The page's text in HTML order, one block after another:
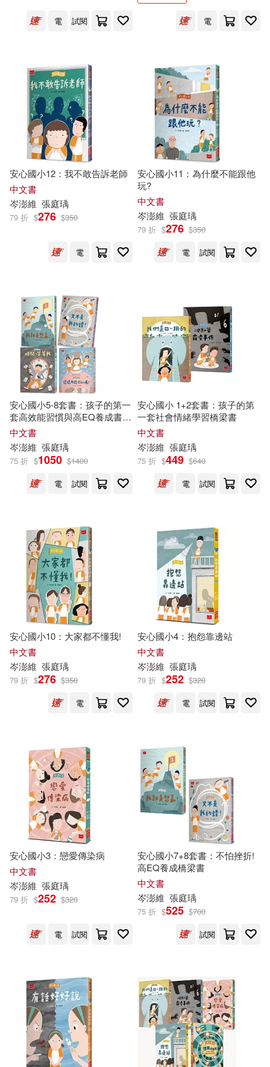
廖炳焜(5)
林武憲(5)
謝鴻文(5)
陳景聰(5)
劉旭恭(4)
桂文亞(4)
童嘉(4) 蔡淑媖(4)
鄭宗弦(4) 阿德蝸(4)
陳啓淦(4)
[中國台灣]岑澎維(3)
曹俊彥(3) 湯芝萱(3)
蔡宜容(3) 陳郁如(3)
哲也(2)
康逸藍(2)
李依親(2) 林哲璋(2)
楊俐容(2) 王春子(2)
陳正治(2) 黃宜珊(2)
亞平(1)
劉湘湄(1) 劉玉玲(1)
劉美瑤(1) 吳俊龍(1)
吳孟芸(1) 唐香燕(1)
嚴淑女(1) 夏婉雲(1)
張淑慧(1) 張瓊文(1)
張英珉(1)
海豚出版社(4) 青島出版社(4)
中國科學技術出版社(2)
信誼基金(2)
屏東縣政府文化局(1) 愛智(1)
可港澳店取(83)
可新加坡店取(105)
可菲律賓店取(105)
電子書 (可複選)
其他 (可複選)
現在可購買商品(99)
作者/演唱/譯/編/繪(140)
價格
範圍
電 試閱 電
安心國小12：我不敢告訴老師
中文書
岑澎維 張庭瑀
79 折 $276 $350
電
安心國小11：為什麼不能跟他
玩?
中文書
岑澎維 張庭瑀
79 折 $276 $350
電
試閱
安心國小5-8套書：孩子的第一
套高效能習慣與高EQ養成書
(全4冊)
中文書
岑澎維 張庭瑀
75 折 $1050 $1400
電
試閱
安心國小 1+2套書：孩子的第
一套社會情緒學習橋梁書
中文書
岑澎維 張庭瑀
75 折 $449 $640
電
試閱
安心國小10：大家都不懂我!
中文書
岑澎維 張庭瑀
79 折 $276 $350
電
安心國小4：抱怨靠邊站
中文書
岑澎維 張庭瑀
79 折 $252 $320
電
試閱
安心國小3：戀愛傳染病
中文書
岑澎維 張庭瑀
79 折 $252 $320
電 試閱
安心國小7+8套書：不怕挫折!
高EQ養成橋梁書
中文書
岑澎維 張庭瑀
75 折 $525 $700
試閱